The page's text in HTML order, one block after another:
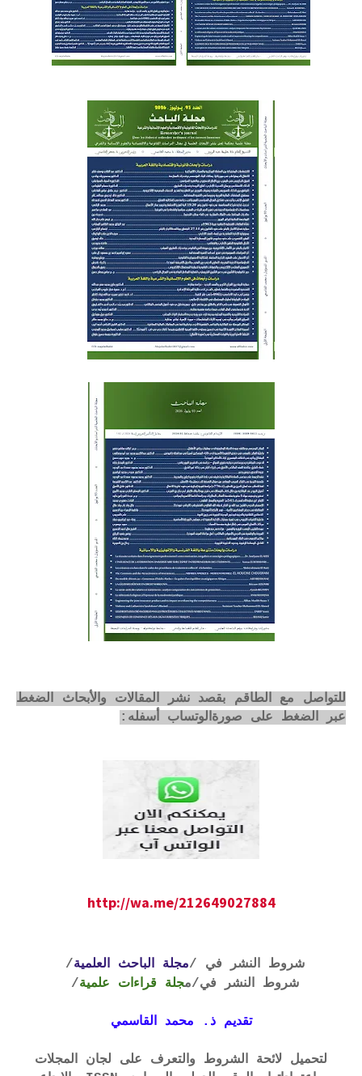
للتواصل مع الطاقم بقصد نشر المقالات والأبحاث الضغط
عبر الضغط على صورةالوتساب أسفله:
http://wa.me/212649027884
شروط النشر في /مجلة الباحث العلمية/
شروط النشر في/مجلة قراءات علمية/
تقديم ذ. محمد القاسمي
لتحميل لائحة الشروط والتعرف على لجان المجلات